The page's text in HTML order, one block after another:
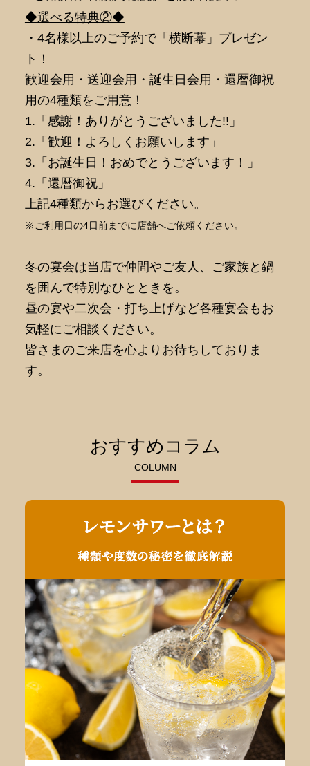
◆選べる特典②◆
・4名様以上のご予約で「横断幕」プレゼン
ト！
歓迎会用・送迎会用・誕生日会用・還暦御祝
用の4種類をご用意！
1.「感謝！ありがとうございました!!」
2.「歓迎！よろしくお願いします」
3.「お誕生日！おめでとうございます！」
4.「還暦御祝」
上記4種類からお選びください。
※ご利用日の4日前までに店舗へご依頼ください。
冬の宴会は当店で仲間やご友人、ご家族と鍋
を囲んで特別なひとときを。
昼の宴や二次会・打ち上げなど各種宴会もお
気軽にご相談ください。
皆さまのご来店を心よりお待ちしておりま
す。
おすすめコラム
COLUMN